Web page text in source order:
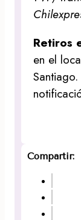
Retiros
en el
Compartir: